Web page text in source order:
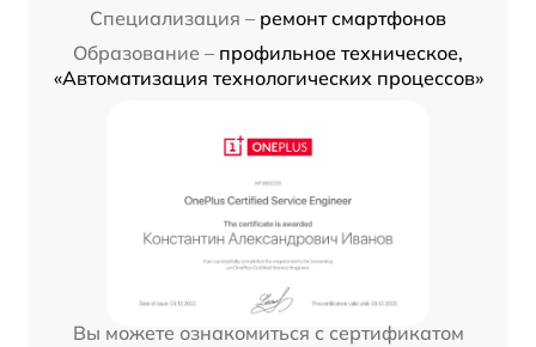
Специализация – ремонт смартфонов
Образование – профильное техническое,
«Автоматизация технологических процессов»
Вы можете ознакомиться с сертификатом